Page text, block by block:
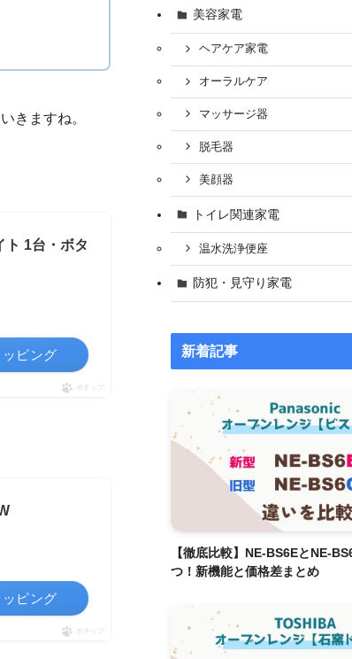
きますね。
ト 1台・ボタ
ピング
ポチップ
ピング
ポチップ
美容家電
ヘアケア家電
オーラルケア
マッサージ器
脱毛器
美顔器
トイレ関連家電
温水洗浄便座
防犯・見守り家電
新着記事
【徹底比較】NE-BS6EとNE-
つ！新機能と価格差まとめ